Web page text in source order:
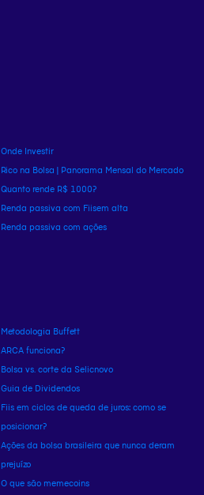
Onde Investir
Rico na Bolsa | Panorama Mensal do Mercado
Quanto rende R$ 1000?
Renda passiva com Fiisem alta
Renda passiva com ações
Metodologia Buffett
ARCA funciona?
Bolsa vs. corte da Selicnovo
Guia de Dividendos
Fiis em ciclos de queda de juros: como se
posicionar?
Ações da bolsa brasileira que nunca deram
prejuízo
O que são memecoins